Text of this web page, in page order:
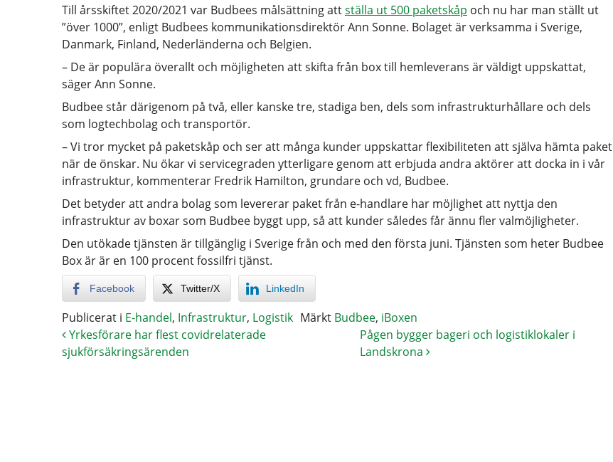
Till årsskiftet 2020/2021 var Budbees målsättning attställa ut 500 paketskåp och nu har man ställt ut
”över 1000”, enligt Budbees kommunikationsdirektör Ann Sonne. Bolaget är verksamma i Sverige,
Danmark, Finland, Nederländerna och Belgien.
– De är populära överallt och möjligheten att skifta från box till hemleverans är väldigt uppskattat,
säger Ann Sonne.
Budbee står därigenom på två, eller kanske tre, stadiga ben, dels som infrastrukturhållare och dels
som logtechbolag och transportör.
– Vi tror mycket på paketskåp och ser att många kunder uppskattar flexibiliteten att själva hämta paket
när de önskar. Nu ökar vi servicegraden ytterligare genom att erbjuda andra aktörer att docka in i vår
infrastruktur, kommenterar Fredrik Hamilton, grundare och vd, Budbee.
Det betyder att andra bolag som levererar paket från e-handlare har möjlighet att nyttja den
infrastruktur av boxar som Budbee byggt upp, så att kunder således får ännu fler valmöjligheter.
Den utökade tjänsten är tillgänglig i Sverige från och med den första juni. Tjänsten som heter Budbee
Box är är en 100 procent fossilfri tjänst.
Facebook Twitter/X LinkedIn
Publicerat i E-handel, Infrastruktur, Logistik Märkt Budbee, iBoxen
Yrkesförare har flest covidrelaterade
sjukförsäkringsärenden
Pågen bygger bageri och logistiklokaler i
Landskrona